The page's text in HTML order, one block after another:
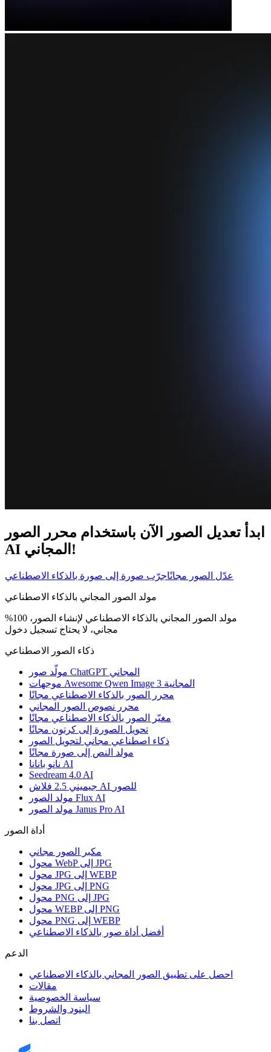
ابدأ تعديل الصور الآن باستخدام محرر الصور
AI المجاني!
عدّل الصور مجانًاجرّب صورة إلى صورة بالذكاء الاصطناعي
مولد الصور المجاني بالذكاء الاصطناعي
مولد الصور المجاني بالذكاء الاصطناعي لإنشاء الصور، 100%
مجاني، لا يحتاج تسجيل دخول
ذكاء الصور الاصطناعي
مولّد صور ChatGPT المجاني
موجهات Awesome Qwen Image 3 المجانية
محرر الصور بالذكاء الاصطناعي مجانًا
محرر نصوص الصور المجاني
مغيّر الصور بالذكاء الاصطناعي مجانًا
تحويل الصورة إلى كرتون مجانًا
ذكاء اصطناعي مجاني لتحويل الصور
مولد النص إلى صورة مجانًا
نانو بانانا AI
Seedream 4.0 AI
جيميني 2.5 فلاش AI للصور
مولد الصور Flux AI
مولد الصور Janus Pro AI
أداة الصور
مكبر الصور مجاني
محول WebP إلى JPG
محول JPG إلى WEBP
محول JPG إلى PNG
محول PNG إلى JPG
محول WEBP إلى PNG
محول PNG إلى WEBP
أفضل أداة صور بالذكاء الاصطناعي
الدعم
احصل على تطبيق الصور المجاني بالذكاء الاصطناعي
مقالات
سياسة الخصوصية
البنود والشروط
اتصل بنا